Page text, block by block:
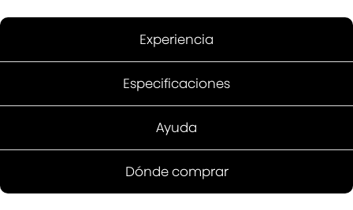
Experiencia
Especificaciones
Ayuda
Dónde comprar